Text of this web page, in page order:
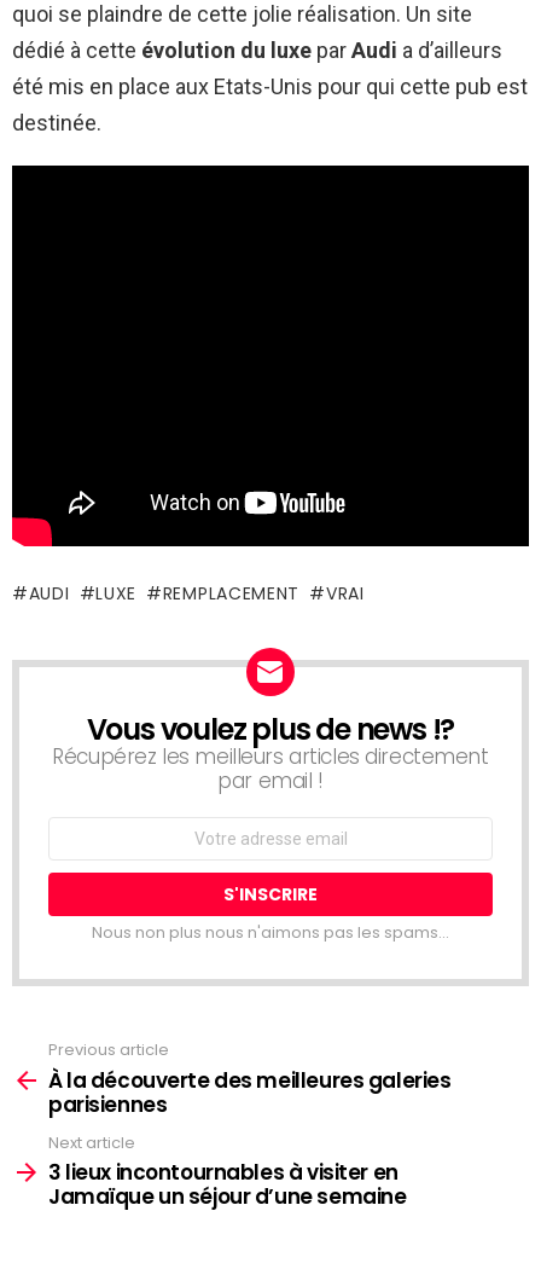
quoi se plaindre de cette jolie réalisation. Un site
dédié à cette évolution du luxe parAudi a d’ailleurs
été mis en place aux Etats-Unis pour qui cette pub est
destinée.
AUDI LUXE REMPLACEMENT VRAI
NEWSLETTER
Vous voulez plus de news !?
Récupérez les meilleurs articles directement
par email !
Nous non plus nous n'aimons pas les spams...
more
Previous article
À la découverte des meilleures galeries
parisiennes
Next article
3 lieux incontournables à visiter en
Jamaïque un séjour d’une semaine